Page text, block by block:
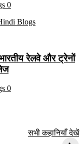
0
रेलवे और ट्रेनों
0
ऐतिहासिक स्थान
सभी कहानियाँ देखें